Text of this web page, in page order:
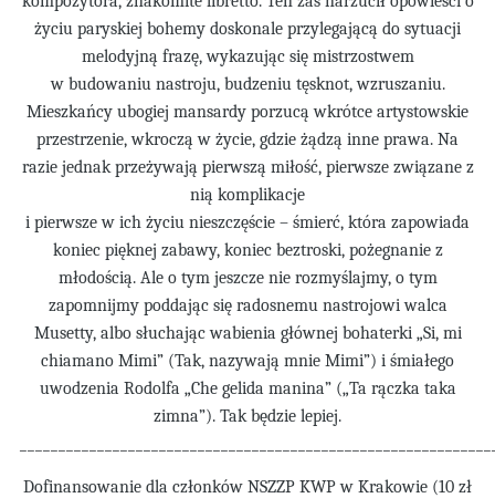
życiu paryskiej bohemy doskonale przylegającą do sytuacji
melodyjną frazę, wykazując się mistrzostwem
w budowaniu nastroju, budzeniu tęsknot, wzruszaniu.
Mieszkańcy ubogiej mansardy porzucą wkrótce artystowskie
przestrzenie, wkroczą w życie, gdzie żądzą inne prawa. Na
razie jednak przeżywają pierwszą miłość, pierwsze związane z
nią komplikacje
i pierwsze w ich życiu nieszczęście – śmierć, która zapowiada
koniec pięknej zabawy, koniec beztroski, pożegnanie z
młodością. Ale o tym jeszcze nie rozmyślajmy, o tym
zapomnijmy poddając się radosnemu nastrojowi walca
Musetty, albo słuchając wabienia głównej bohaterki „Si, mi
chiamano Mimi” (Tak, nazywają mnie Mimi”) i śmiałego
uwodzenia Rodolfa „Che gelida manina” („Ta rączka taka
zimna”). Tak będzie lepiej.
Dofinansowanie dla członków NSZZP KWP w Krakowie (10 zł